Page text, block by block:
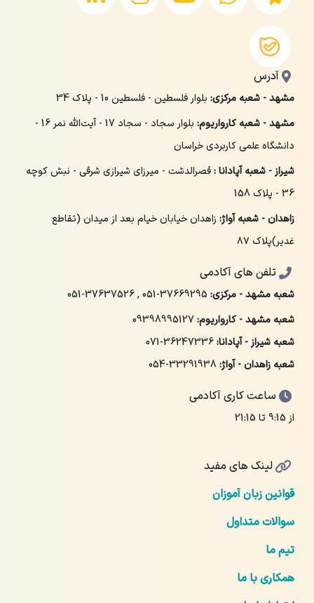
آدرس
مشهد - شعبه مرکزی: بلوار فلسطین - فلسطین 10 - پلاک 34
مشهد - شعبه کارواریوم:
بلوار سجاد - سجاد 17 - آیت‌الله نمر 16 -
دانشگاه علمی کاربردی خراسان
شیراز - شعبه آپادانا :قصرالدشت - میرزای شیرازی شرقی - نبش کوچه
36 - پلاک 158
زاهدان - شعبه آواژ: زاهدان خیابان خیام بعد از میدان (تقاطع
غدیر)پلاک ۸۷
تلفن های آکادمی
شعبه مشهد - مرکزی: 051-37669295
,
051-37637526
شعبه مشهد - کارواریوم:09398995127
شعبه شیراز - آپادانا:071-36247336
شعبه زاهدان - آواژ:054-33291938
ساعت کاری آکادمی
از 9:15 تا 21:15
لینک های مفید
قوانین زبان آموزان
سوالات متداول
تیم ما
همکاری با ما